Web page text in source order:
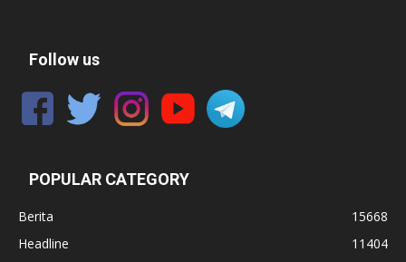
Follow us
POPULAR CATEGORY
Berita
15668
Headline
11404